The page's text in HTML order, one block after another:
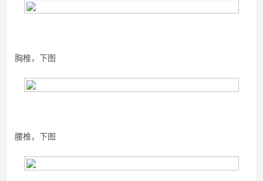
胸椎，下图
腰椎，下图